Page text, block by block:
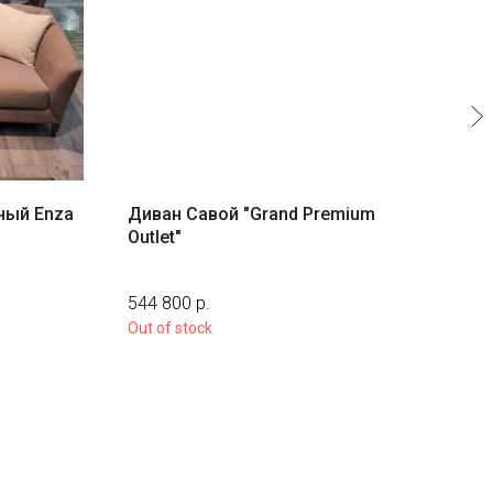
Enza
Диван Савой "Grand Premium
Outlet"
544 800 р.
Out of stock